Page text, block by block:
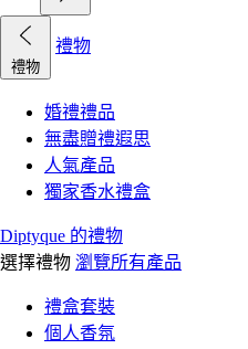
禮物
禮物
婚禮禮品
無盡贈禮遐思
人氣產品
獨家香水禮盒
Diptyque 的禮物
選擇禮物 瀏覽所有產品
禮盒套裝
個人香氛